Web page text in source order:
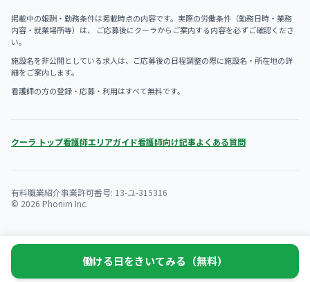
掲載中の報酬・勤務条件は掲載時点の内容です。実際の労働条件（勤務日時・業務
内容・就業場所等）は、 ご応募後にクーラからご案内する内容を必ずご確認くださ
い。
施設名を非公開としている求人は、ご応募後の日程調整の際に施設名・所在地の詳
細をご案内します。
看護師の方の登録・応募・利用はすべて無料です。
クーラ トップ看護師エリアガイド看護師向け記事よくある質問
有料職業紹介事業許可番号: 13-ユ-315316
© 2026 Phonim Inc.
働ける日をきいてみる（無料）